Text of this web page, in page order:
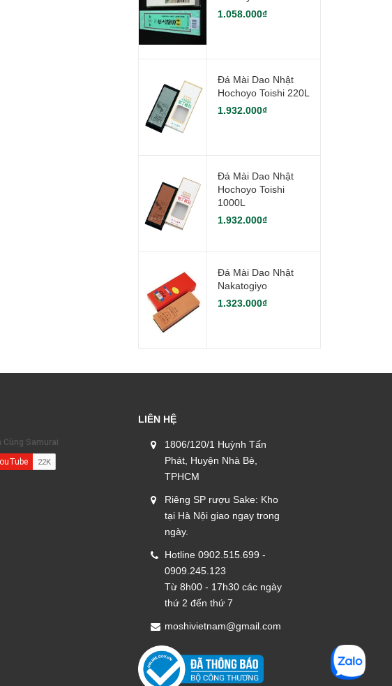
1.058.000₫
Đá Mài Dao Nhật
Hochoyo Toishi 220L
1.932.000₫
Đá Mài Dao Nhật
Hochoyo Toishi
1000L
1.932.000₫
Đá Mài Dao Nhật
Nakatogiyo
1.323.000₫
LIÊN HỆ
1806/120/1 Huỳnh Tấn
Phát, Huyện Nhà Bè,
TPHCM
Riêng SP rượu Sake: Kho
tại Hà Nội giao ngay trong
ngày.
Hotline 0902.515.699 -
0909.245.123
Từ 8h00 - 17h30 các ngày
thứ 2 đến thứ 7
moshivietnam@gmail.com